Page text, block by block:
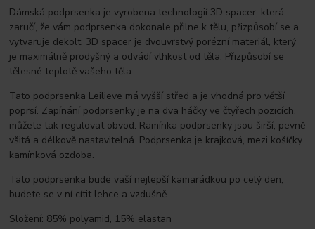
Dámská podprsenka je vyrobena technologií 3D spacer, která
zaručí, že vám podprsenka dokonale přilne k tělu, přizpůsobí se a
vytvaruje dekolt. 3D spacer je dvouvrstvý porézní materiál, který
je maximálně prodyšný a odvádí vlhkost od těla. Přizpůsobí se
tělesné teplotě vašeho těla.
Tato podprsenka Leilieve má vyšší střed a je vhodná pro větší
poprsí. Zapínání podprsenky je na dva háčky ve čtyřech pozicích,
můžete tak regulovat obvod. Ramínka podprsenky jsou širší, pevně
všitá a délkově nastavitelná. Podprsenka je krajková, mezi košíčky
kamínková ozdoba.
Tato podprsenka bude vaší nejlepší kamarádkou po celý den,
budete se v ní cítit lehce a vzdušně.
Složení: 85% polyamid, 15% elastan